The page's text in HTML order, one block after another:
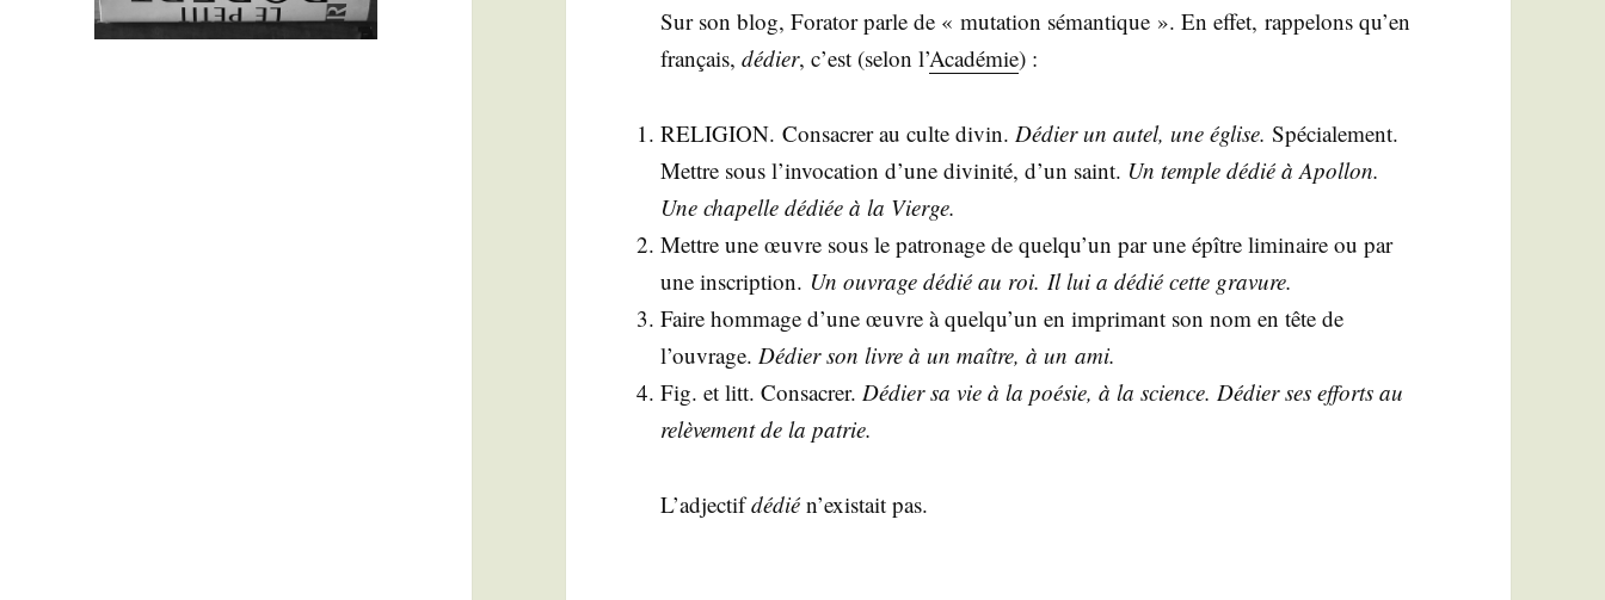
Sur son blog, Fora­tor parle de « muta­tion séman­tique ». En effet, rap­pe­lons qu’en
fran­çais,dédier, c’est (selon l’Aca­dé­mie) :
RELIGION. Consa­crer au culte divin.Dédier un autel, une église. Spé­cia­le­ment.
Mettre sous l’invocation d’une divi­ni­té, d’un saint. Un temple dédié à Apol­lon.
Une cha­pelle dédiée à la Vierge.
Mettre une œuvre sous le patro­nage de quelqu’un par une épître limi­naire ou par
une ins­crip­tion. Un ouvrage dédié au roi. Il lui a dédié cette gravure.
Faire hom­mage d’une œuvre à quelqu’un en impri­mant son nom en tête de
l’ouvrage.Dédier son livre à un maître, à un ami.
Fig. et litt. Consa­crer.Dédier sa vie à la poé­sie, à la science. Dédier ses efforts au
relè­ve­ment de la patrie.
L’adjectifdédién’existait pas.